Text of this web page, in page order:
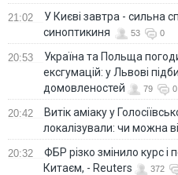
21:02
У Києві завтра - сильна
синоптикиня
53 0
20:53
Україна та Польща
ексгумацій: у Львові
домовленостей
79 0
20:42
Витік аміаку у
локалізували: чи можна
20:32
ФБР різко змінило курс і
Китаєм, - Reuters
372